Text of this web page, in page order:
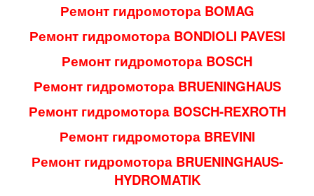
Ремонт гидромотора BOMAG
Ремонт гидромотора BONDIOLI PAVESI
Ремонт гидромотора BOSCH
Ремонт гидромотора BRUENINGHAUS
Ремонт гидромотора BOSCH-REXROTH
Ремонт гидромотора BREVINI
Ремонт гидромотора BRUENINGHAUS-
HYDROMATIK